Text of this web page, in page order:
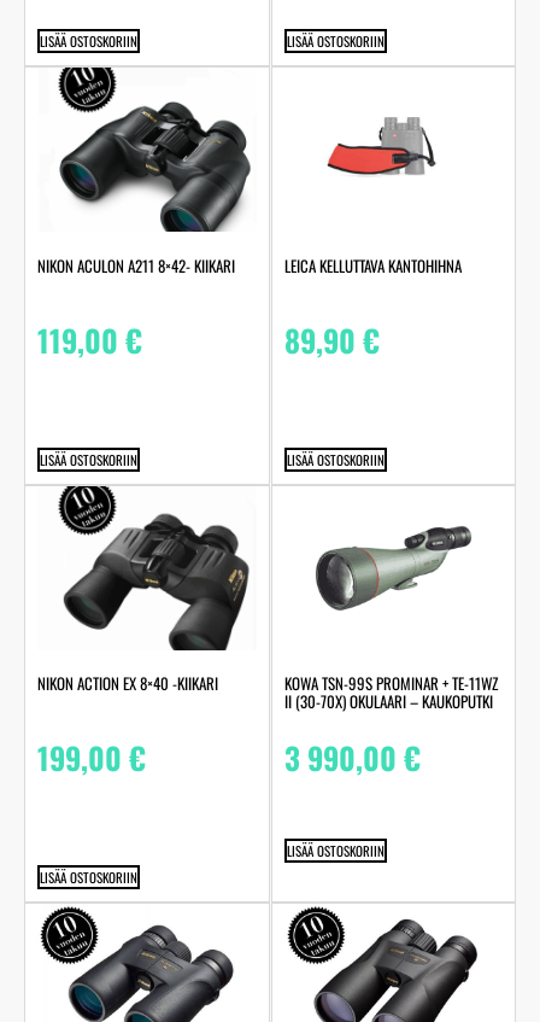
LISÄÄ OSTOSKORIIN LISÄÄ OSTOSKORIIN
NIKON ACULON A211 8×42- KIIKARI
119,00€
LISÄÄ OSTOSKORIIN
LEICA KELLUTTAVA KANTOHIHNA
89,90€
LISÄÄ OSTOSKORIIN
NIKON ACTION EX 8×40 -KIIKARI
199,00€
LISÄÄ OSTOSKORIIN
KOWA TSN-99S PROMINAR + TE-11WZ
II (30-70X) OKULAARI – KAUKOPUTKI
3 990,00€
LISÄÄ OSTOSKORIIN